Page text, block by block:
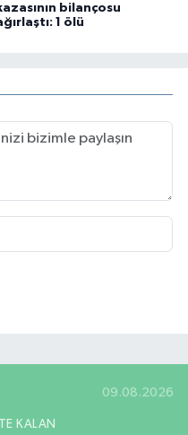
bilançosu
1 ölü
09.08.2026
KALAN